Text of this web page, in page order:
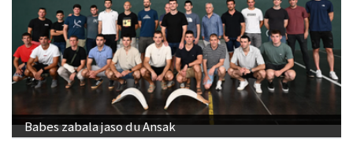
Babes zabala jaso du Ansak